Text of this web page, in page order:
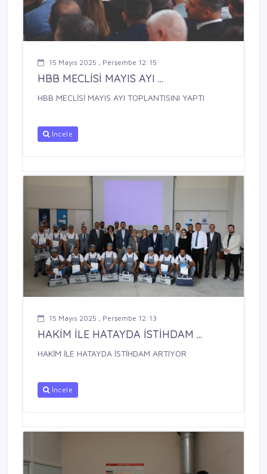
15 Mayıs 2025 , Perşembe 12:15
HBB MECLİSİ MAYIS AYI ...
HBB MECLİSİ MAYIS AYI TOPLANTISINI YAPTI
İncele
15 Mayıs 2025 , Perşembe 12:13
HAKİM İLE HATAYDA İSTİHDAM ...
HAKİM İLE HATAYDA İSTİHDAM ARTIYOR
İncele